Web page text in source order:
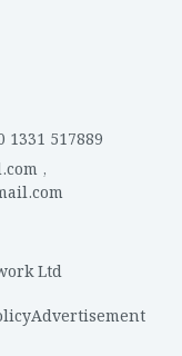
1331 517889
,
Ltd
Advertisement